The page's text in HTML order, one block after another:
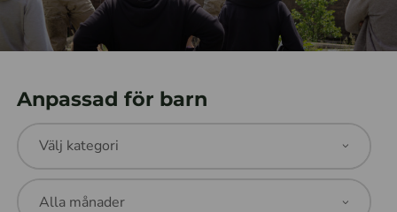
Anpassad för barn